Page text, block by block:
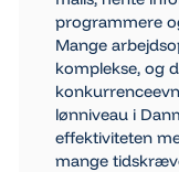
programmere
Mange
komplekse, og
lønniveau i
effektiviteten
mange